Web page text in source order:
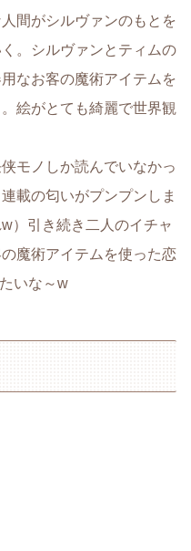
間がシルヴァンのもとを
。シルヴァンとティムの
なお客の魔術アイテムを
絵がとても綺麗で世界観
モノしか読んでいなかっ
載の匂いがプンプンしま
）引き続き二人のイチャ
魔術アイテムを使った恋
いな～w